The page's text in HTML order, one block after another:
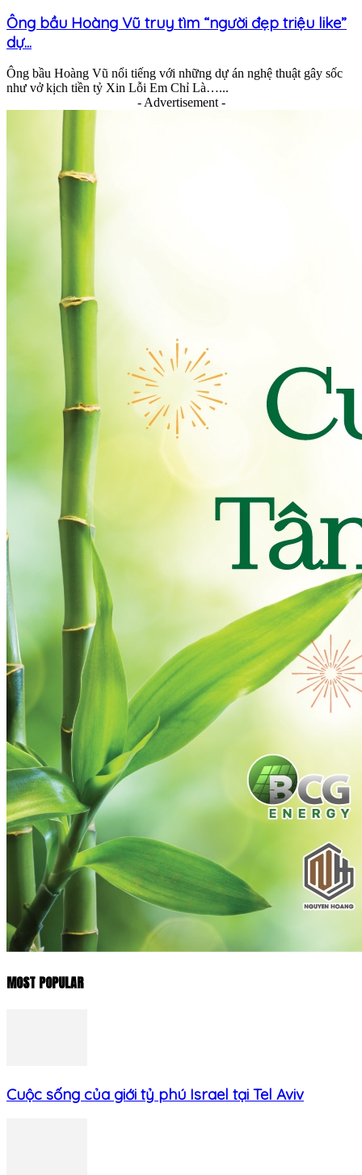
Ông bầu Hoàng Vũ truy tìm “người đẹp triệu like”
dự...
Ông bầu Hoàng Vũ nổi tiếng với những dự án nghệ thuật gây sốc
như vở kịch tiền tỷ Xin Lỗi Em Chỉ Là…...
- Advertisement -
MOST POPULAR
Cuộc sống của giới tỷ phú Israel tại Tel Aviv